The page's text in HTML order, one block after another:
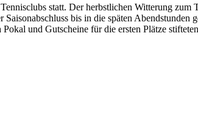
statt. Der herbstlichen Witterung
bis in die späten
und Gutscheine für die ersten Plätze